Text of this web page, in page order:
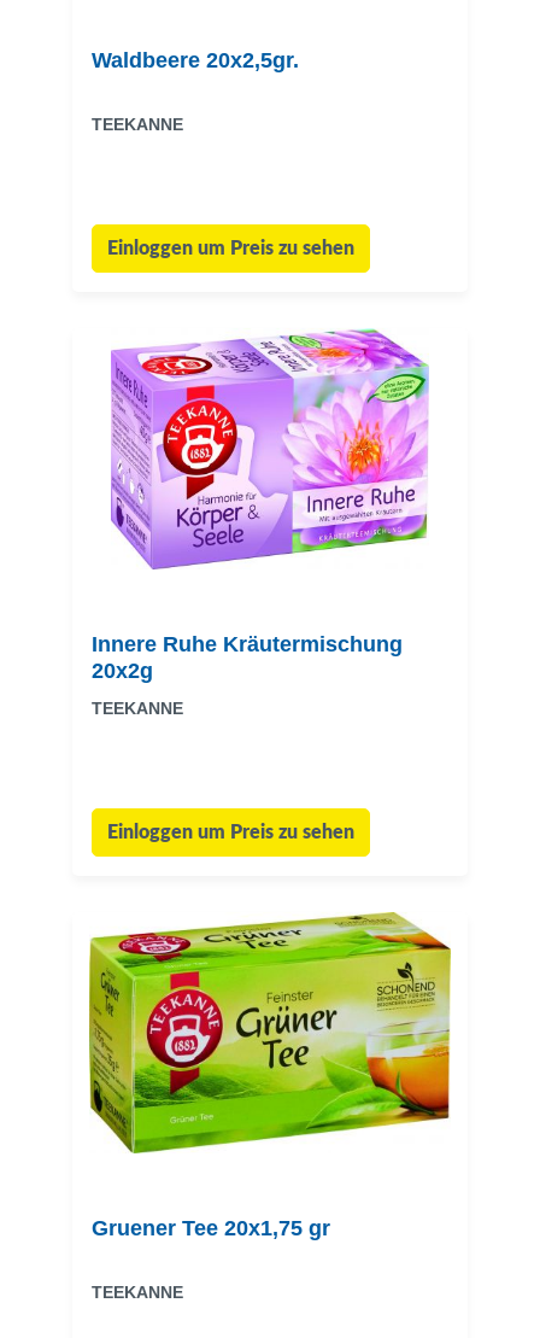
Waldbeere 20x2,5gr.
TEEKANNE
Einloggen um Preis zu sehen
Innere Ruhe Kräutermischung
20x2g
TEEKANNE
Einloggen um Preis zu sehen
Gruener Tee 20x1,75 gr
TEEKANNE